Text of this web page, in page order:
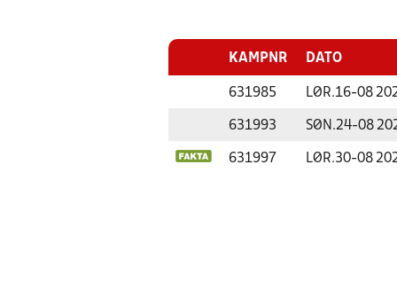
KAMPNR DATO
631985 LØR.16-08
631993 SØN.24-08
631997 LØR.30-08